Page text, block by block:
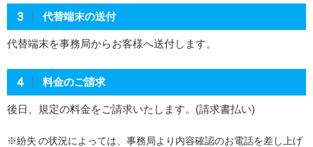
3 代替端末の送付
代替端末を事務局からお客様へ送付します。
4 料金のご請求
後日、規定の料金をご請求いたします。(請求書払い)
※紛失 の状況によっては、事務局より内容確認のお電話を差し上げ